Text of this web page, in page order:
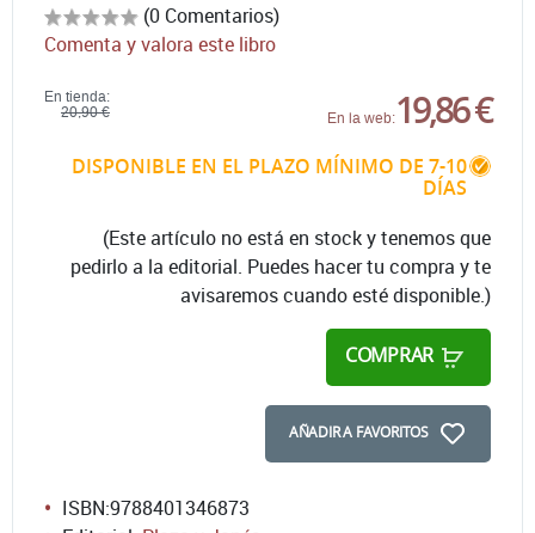
(0 Comentarios)
Comenta y valora este libro
En tienda:
20,90 €
En la web:19,86 €
DISPONIBLE EN EL PLAZO MÍNIMO DE 7-10
DÍAS
(Este artículo no está en stock y tenemos que
pedirlo a la editorial. Puedes hacer tu compra y te
avisaremos cuando esté disponible.)
COMPRAR
AÑADIR A FAVORITOS
ISBN:9788401346873